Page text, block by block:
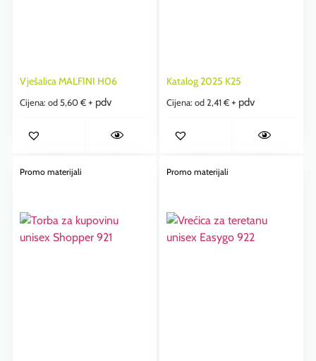
Vješalica MALFINI H06
Cijena: od 5,60 € + pdv
Katalog 2025 K25
Cijena: od 2,41 € + pdv
Promo materijali Promo materijali